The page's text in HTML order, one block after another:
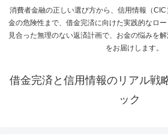
消費者金融の正しい選び方から、信用情報（
金の危険性まで、借金完済に向けた実践的なロ
見合った無理のない返済計画で、お金の悩みを
をお届けします。
借金完済と信用情報のリアル戦
ック